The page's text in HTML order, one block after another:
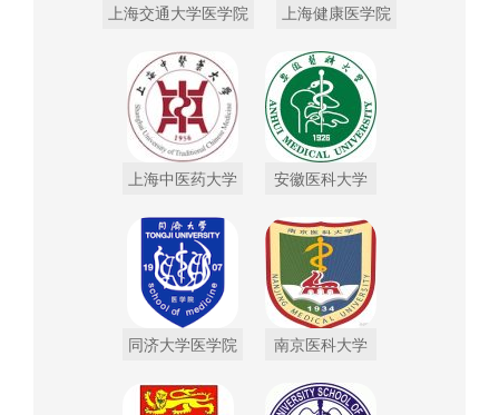
上海交通大学医学院 上海健康医学院
上海中医药大学 安徽医科大学
同济大学医学院 南京医科大学